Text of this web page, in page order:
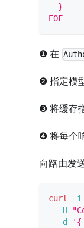
  }
EOF
❶ 在
❷ 指定模
❸ 将缓存
❹ 将每个
向路由发
curl -i
-H
-d
'{